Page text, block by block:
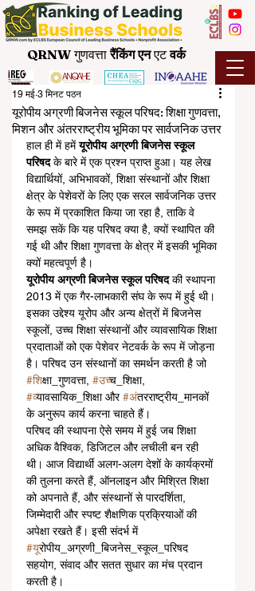
QRNWगुणवत्तारैंकिंग एनएटवर्क
यूरोपीय अग्रणी बिजनेस स्कूल परिषद: शिक्षा गुणवत्ता,
मिशन और अंतरराष्ट्रीय भूमिका पर सार्वजनिक उत्तर
19 मई 3 मिनट पठन
हाल ही में हमें यूरोपीय अग्रणी बिजनेस स्कूल
परिषद के बारे में एक प्रश्न प्राप्त हुआ। यह लेख
विद्यार्थियों, अभिभावकों, शिक्षा संस्थानों और शिक्षा
क्षेत्र के पेशेवरों के लिए एक सरल सार्वजनिक उत्तर
के रूप में प्रकाशित किया जा रहा है, ताकि वे
समझ सकें कि यह परिषद क्या है, क्यों स्थापित की
गई थी और शिक्षा गुणवत्ता के क्षेत्र में इसकी भूमिका
क्यों महत्वपूर्ण है।
यूरोपीय अग्रणी बिजनेस स्कूल परिषद की स्थापना
2013 में एक गैर-लाभकारी संघ के रूप में हुई थी।
इसका उद्देश्य यूरोप और अन्य क्षेत्रों में बिजनेस
स्कूलों, उच्च शिक्षा संस्थानों और व्यावसायिक शिक्षा
प्रदाताओं को एक पेशेवर नेटवर्क के रूप में जोड़ना
है। परिषद उन संस्थानों का समर्थन करती है जो
#शिक्षा_गुणवत्ता, #उच्च_शिक्षा,
#व्यावसायिक_शिक्षा और #अंतरराष्ट्रीय_मानकों
के अनुरूप कार्य करना चाहते हैं।
परिषद की स्थापना ऐसे समय में हुई जब शिक्षा
अधिक वैश्विक, डिजिटल और लचीली बन रही
थी। आज विद्यार्थी अलग-अलग देशों के कार्यक्रमों
की तुलना करते हैं, ऑनलाइन और मिश्रित शिक्षा
को अपनाते हैं, और संस्थानों से पारदर्शिता,
जिम्मेदारी और स्पष्ट शैक्षणिक प्रक्रियाओं की
अपेक्षा रखते हैं। इसी संदर्भ में
#यूरोपीय_अग्रणी_बिजनेस_स्कूल_परिषद
सहयोग, संवाद और सतत सुधार का मंच प्रदान
करती है।